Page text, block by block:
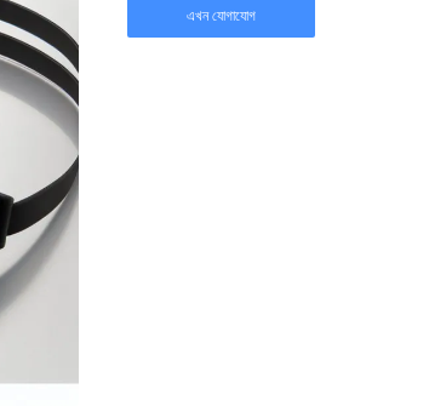
এখন যোগাযোগ